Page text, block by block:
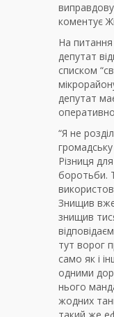
коментує
На
депутат
списком
депутат
“Я не
громадську
Різниця
боротьби.
Знищив вже
знищив
тут ворог
само як і
одними
нього
жодних